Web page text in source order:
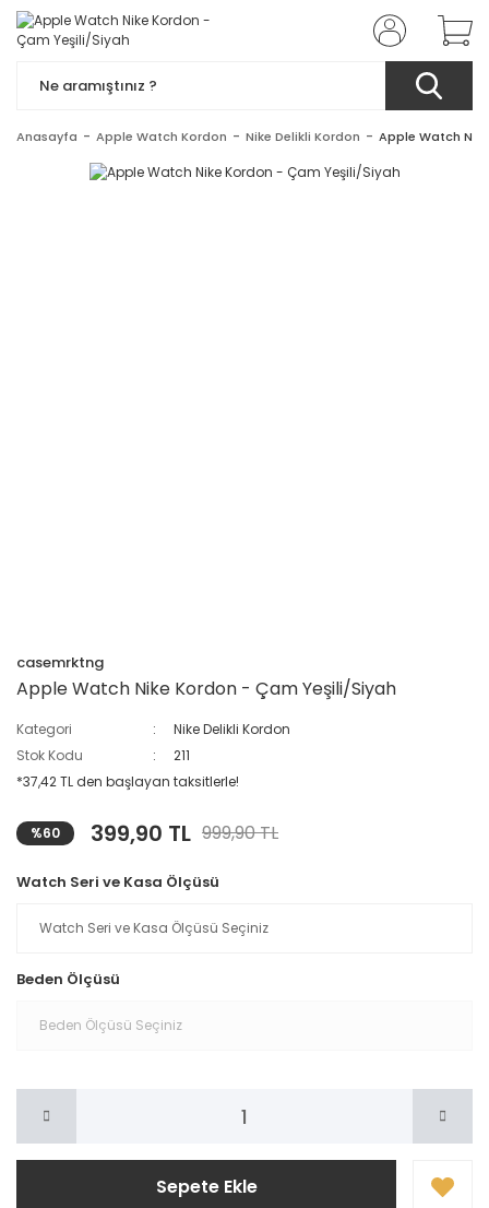
Anasayfa Apple Watch Kordon Nike Delikli Kordon Apple Watch
casemrktng
Apple Watch Nike Kordon - Çam Yeşili/Siyah
Kategori
Nike Delikli Kordon
Stok Kodu
211
*37,42 TL den başlayan taksitlerle!
%60 399,90 TL 999,90 TL
Watch Seri ve Kasa Ölçüsü
Beden Ölçüsü
Sepete Ekle